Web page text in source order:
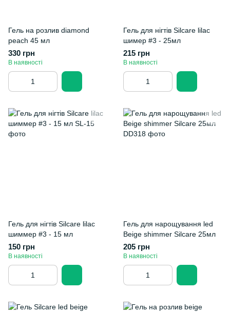
Гель на розлив diamond
peach 45 мл
330 грн
В наявності
Гель для нігтів Silcare lilac
шимер #3 - 25мл
215 грн
В наявності
Гель для нігтів Silcare lilac
шиммер #3 - 15 мл
150 грн
В наявності
Гель для нарощування led
Beige shimmer Silcare 25мл
205 грн
В наявності